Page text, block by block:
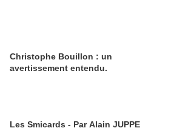
Christophe Bouillon : un
avertissement entendu.
Les Smicards - Par Alain JUPPE